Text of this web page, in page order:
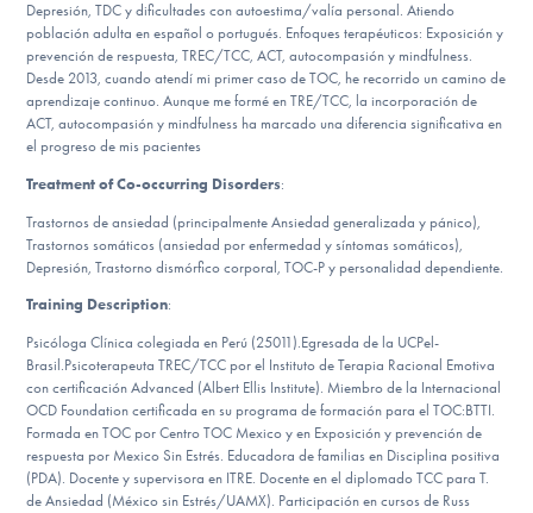
Our Websites
Find Help
Learn More
Get Involved
Depresión, TDC y dificultades con autoestima/valía personal. Atiendo
población adulta en español o portugués. Enfoques terapéuticos: Exposición y
prevención de respuesta, TREC/TCC, ACT, autocompasión y mindfulness.
Desde 2013, cuando atendí mi primer caso de TOC, he recorrido un camino de
aprendizaje continuo. Aunque me formé en TRE/TCC, la incorporación de
ACT, autocompasión y mindfulness ha marcado una diferencia significativa en
el progreso de mis pacientes
Treatment of Co-occurring Disorders:
Trastornos de ansiedad (principalmente Ansiedad generalizada y pánico),
Trastornos somáticos (ansiedad por enfermedad y síntomas somáticos),
Depresión, Trastorno dismórfico corporal, TOC-P y personalidad dependiente.
Training Description:
Psicóloga Clínica colegiada en Perú (25011).Egresada de la UCPel-
Brasil.Psicoterapeuta TREC/TCC por el Instituto de Terapia Racional Emotiva
con certificación Advanced (Albert Ellis Institute). Miembro de la Internacional
OCD Foundation certificada en su programa de formación para el TOC:BTTI.
Formada en TOC por Centro TOC Mexico y en Exposición y prevención de
respuesta por Mexico Sin Estrés. Educadora de familias en Disciplina positiva
(PDA). Docente y supervisora en ITRE. Docente en el diplomado TCC para T.
de Ansiedad (México sin Estrés/UAMX). Participación en cursos de Russ